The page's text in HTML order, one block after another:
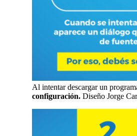
Al intentar descargar un
configuración. Diseño Jorge